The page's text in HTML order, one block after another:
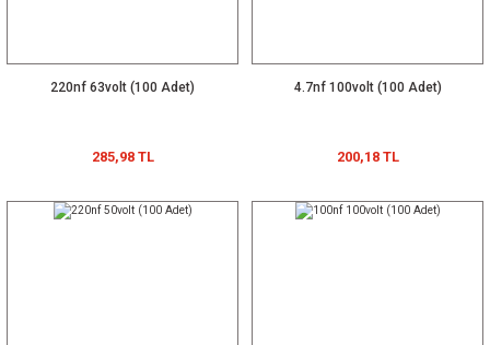
220nf 63volt (100 Adet)
285,98 TL
4.7nf 100volt (100 Adet)
200,18 TL